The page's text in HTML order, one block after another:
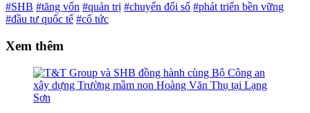
#SHB #tăng vốn #quản trị #chuyển đổi số #phát triển bền vững
#đầu tư quốc tế #cổ tức
Xem thêm